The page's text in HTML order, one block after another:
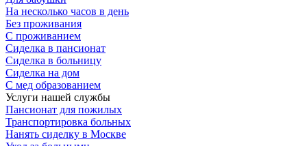
На несколько часов в день
Без проживания
С проживанием
Сиделка в пансионат
Сиделка в больницу
Сиделка на дом
С мед образованием
Услуги нашей службы
Пансионат для пожилых
Транспортировка больных
Нанять сиделку в Москве